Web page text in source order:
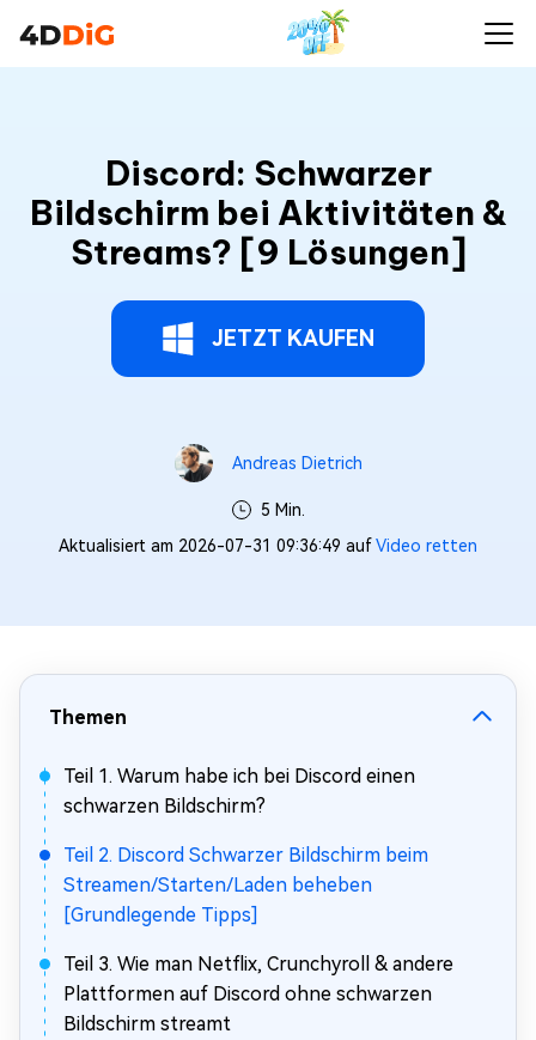
Discord: Schwarzer
Bildschirm bei Aktivitäten &
Streams? [9 Lösungen]
JETZT KAUFEN
Andreas Dietrich
5 Min.
Aktualisiert am 2026-07-31 09:36:49 aufVideo retten
Themen
Teil 1. Warum habe ich bei Discord einen
schwarzen Bildschirm?
Teil 2. Discord Schwarzer Bildschirm beim
Streamen/Starten/Laden beheben
[Grundlegende Tipps]
Teil 3. Wie man Netflix, Crunchyroll & andere
Plattformen auf Discord ohne schwarzen
Bildschirm streamt